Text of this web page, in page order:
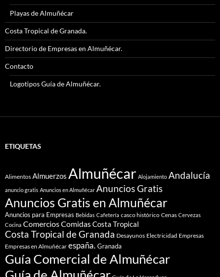
Playas de Almuñécar
Costa Tropical de Granada.
Directorio de Empresas en Almuñécar.
Contacto
Logotipos Guía de Almuñécar.
ETIQUETAS
Alimentos Almuerzos Almuñécar Alojamiento Andalucía
anuncio gratis Anuncios en Almuñécar Anuncios Gratis
Anuncios Gratis en Almuñécar
Anuncios para Empresas Bebidas Cafetería casco histórico Cenas Cervezas
Cocina ComerciosComidasCosta Tropical
Costa Tropical de Granada Desayunos Electricidad Empresas
Empresas en Almuñécar españa. Granada
Guía Comercial de Almuñécar